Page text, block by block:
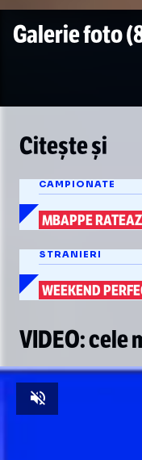
Galerie foto
Citește și
CAMPIONATE
MBAPPE
STRANIERI
WEEKEND
VIDEO: cele
Unmute